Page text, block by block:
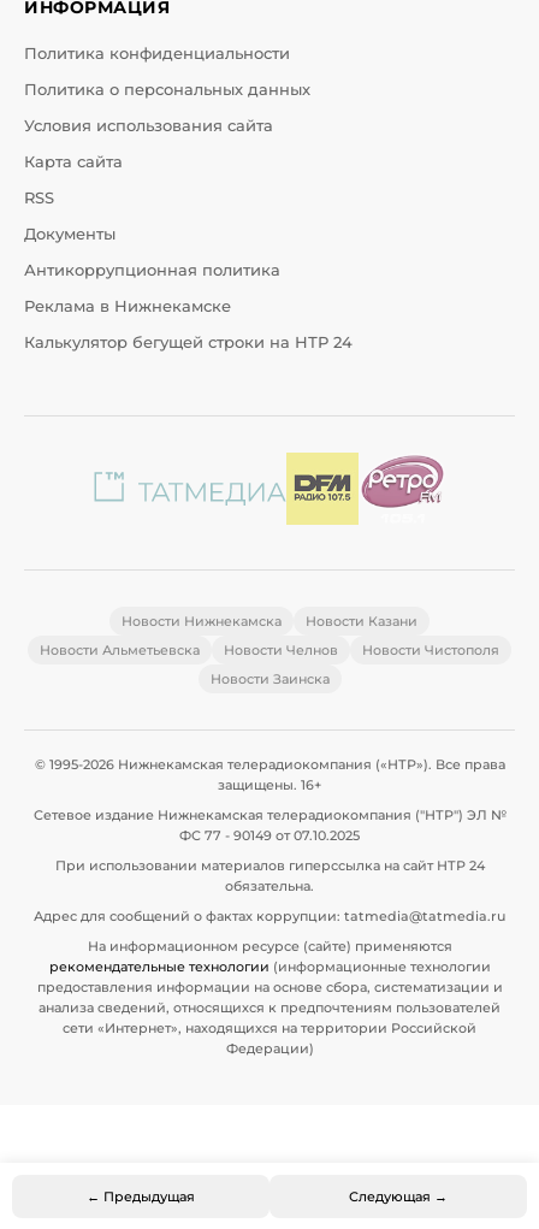
← Предыдущая Следующая →
ИНФОРМАЦИЯ
Политика конфиденциальности
Политика о персональных данных
Условия использования сайта
Карта сайта
RSS
Документы
Антикоррупционная политика
Реклама в Нижнекамске
Калькулятор бегущей строки на НТР 24
Новости Нижнекамска
Новости Казани
Новости Альметьевска
Новости Челнов
Новости Чистополя
Новости Заинска
© 1995-2026 Нижнекамская телерадиокомпания («НТР»). Все права
защищены. 16+
Сетевое издание Нижнекамская телерадиокомпания ("НТР") ЭЛ №
ФС 77 - 90149 от 07.10.2025
При использовании материалов гиперссылка на сайт НТР 24
обязательна.
Адрес для сообщений о фактах коррупции: tatmedia@tatmedia.ru
На информационном ресурсе (сайте) применяются
рекомендательные технологии (информационные технологии
предоставления информации на основе сбора, систематизации и
анализа сведений, относящихся к предпочтениям пользователей
сети «Интернет», находящихся на территории Российской
Федерации)